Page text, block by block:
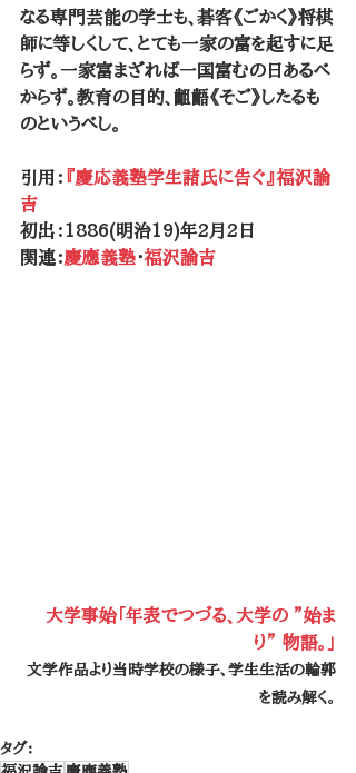
なる専門芸能の学士も、碁客《ごかく》将棋
師に等しくして、とても一家の富を起すに足
らず。一家富まざれば一国富むの日あるべ
からず。教育の目的、齟齬《そご》したるも
のというべし。
引用： 『慶応義塾学生諸氏に告ぐ』福沢諭
吉
初出：1886(明治19)年2月2日
関連：慶應義塾・福沢諭吉
大学事始「年表でつづる、大学の ”始ま
り” 物語。」
文学作品より当時学校の様子、学生生活の輪郭
を読み解く。
タグ：